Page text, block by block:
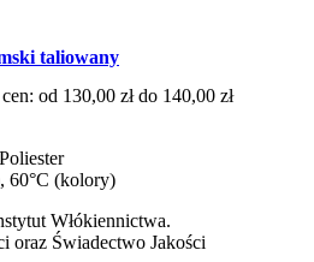
taliowany
od 130,00 zł do 140,00 zł
60°C (kolory)
Włókiennictwa.
oraz Świadectwo Jakości